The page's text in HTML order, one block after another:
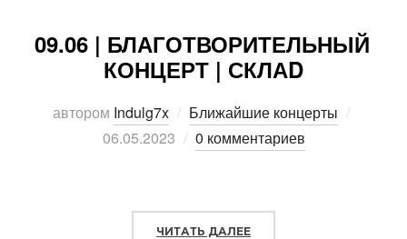
09.06 | БЛАГОТВОРИТЕЛЬНЫЙ
КОНЦЕРТ | СКЛАD
автором Indulg7x Ближайшие концерты
06.05.2023
0 комментариев
ЧИТАТЬ ДАЛЕЕ